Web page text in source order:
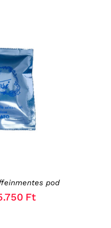
THIS
PRODUCT
HAS
MULTIPLE
VARIANTS.
CHOSEN
ON
THE
/ RÉSZLETEK
pod
Ft